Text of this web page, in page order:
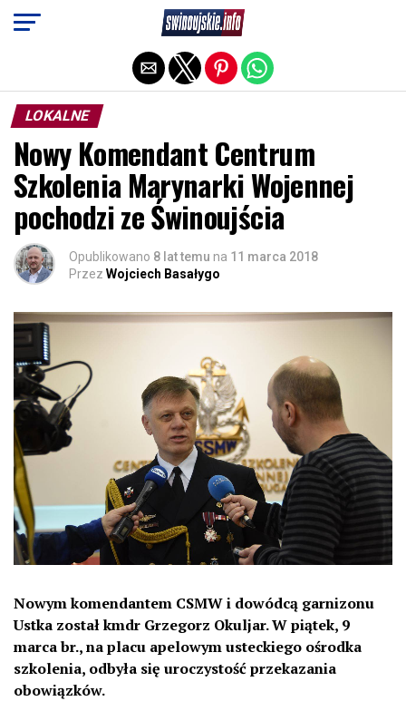
LOKALNE
Nowy Komendant Centrum
Szkolenia Marynarki Wojennej
pochodzi ze Świnoujścia
Opublikowano 8 lat temu na 11 marca 2018
Przez Wojciech Basałygo
Nowym komendantem CSMW i dowódcą garnizonu
Ustka został kmdr Grzegorz Okuljar. W piątek, 9
marca br., na placu apelowym usteckiego ośrodka
szkolenia, odbyła się uroczystość przekazania
obowiązków.
Exit mobile version